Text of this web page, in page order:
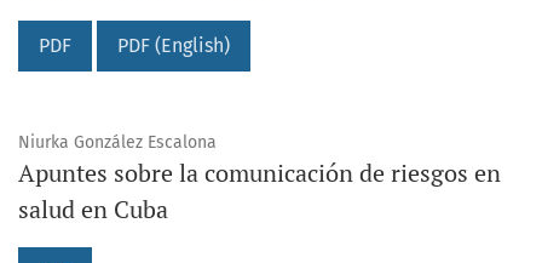
PDF PDF (English)
Niurka González Escalona
Apuntes sobre la comunicación de riesgos en
salud en Cuba